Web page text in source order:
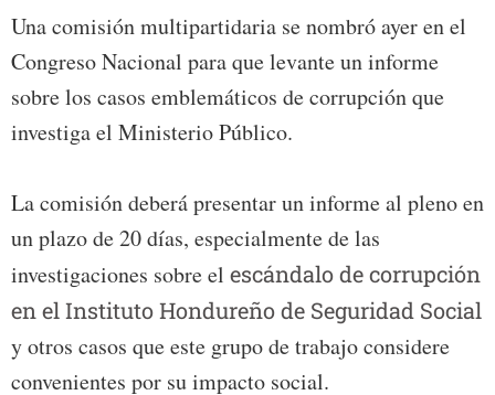
Una comisión multipartidaria se nombró ayer en el
Congreso Nacional para que levante un informe
sobre los casos emblemáticos de corrupción que
investiga el Ministerio Público.
La comisión deberá presentar un informe al pleno en
un plazo de 20 días, especialmente de las
investigaciones sobre el escándalo de corrupción
en el Instituto Hondureño de Seguridad Social
y otros casos que este grupo de trabajo considere
convenientes por su impacto social.